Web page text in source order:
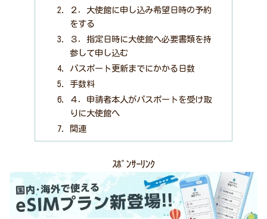
２．大使館に申し込み希望日時の予約
をする
３．指定日時に大使館へ必要書類を持
参して申し込む
パスポート更新までにかかる日数
手数料
４．申請者本人がパスポートを受け取
りに大使館へ
関連
ｽﾎﾟﾝｻｰﾘﾝｸ